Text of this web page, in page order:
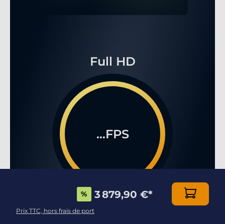
Full HD
...FPS
WQHD
% 3 879,90 €*
Prix TTC, hors frais de port